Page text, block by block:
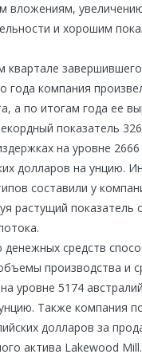
вложениям,
и хорошим
квартале
года компания
а по итогам года ее
показатель
на уровне 2666
долларов на унцию.
составили у
растущий показатель
средств
производства и
уровне 5174
Также компания
долларов за
актива Lakewood Mill.